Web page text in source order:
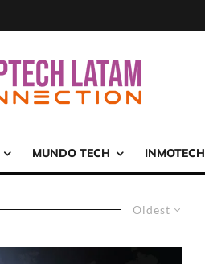
MUNDO TECH INMOTECH
Oldest